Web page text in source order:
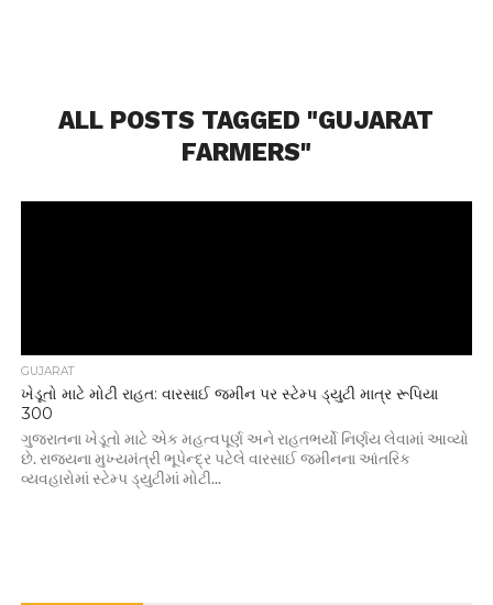
ALL POSTS TAGGED "GUJARAT
FARMERS"
GUJARAT
ખેડૂતો માટે મોટી રાહત: વારસાઈ જમીન પર સ્ટેમ્પ ડ્યુટી માત્ર રૂપિયા
300
ગુજરાતના ખેડૂતો માટે એક મહત્વપૂર્ણ અને રાહતભર્યો નિર્ણય લેવામાં આવ્યો
છે. રાજ્યના મુખ્યમંત્રી ભૂપેન્દ્ર પટેલે વારસાઈ જમીનના આંતરિક
વ્યવહારોમાં સ્ટેમ્પ ડ્યુટીમાં મોટી...